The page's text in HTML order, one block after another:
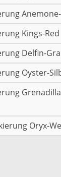
Kings-Red
Delfin-
Oyster-
Oryx-